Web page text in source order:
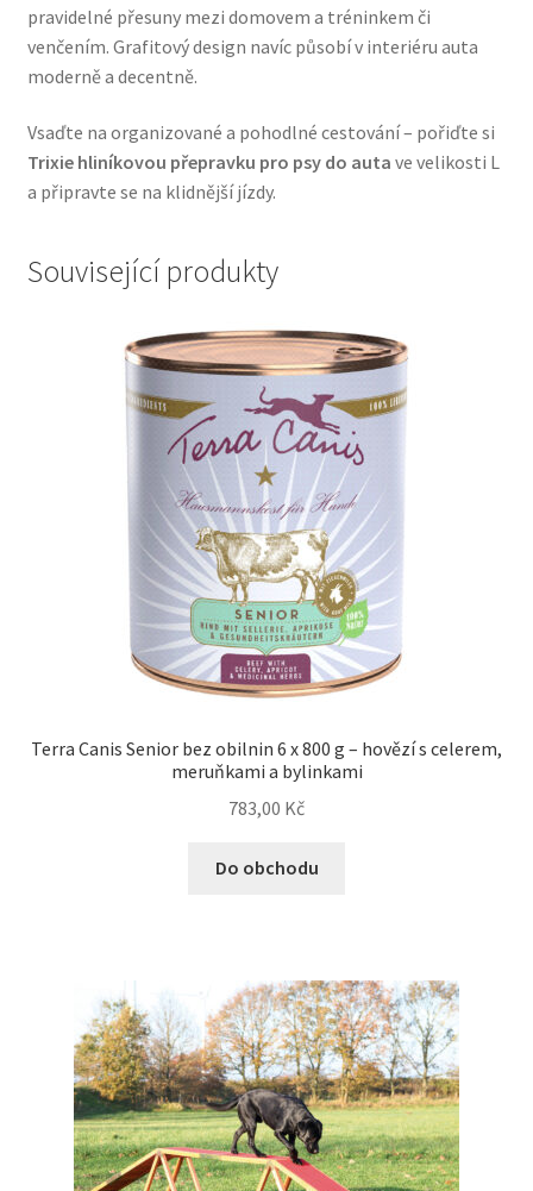
pravidelné přesuny mezi domovem a tréninkem či
venčením. Grafitový design navíc působí v interiéru auta
moderně a decentně.
Vsaďte na organizované a pohodlné cestování – pořiďte si
Trixie hliníkovou přepravku pro psy do auta ve velikosti L
a připravte se na klidnější jízdy.
Související produkty
Terra Canis Senior bez obilnin 6 x 800 g – hovězí s celerem,
meruňkami a bylinkami
783,00 Kč
Do obchodu